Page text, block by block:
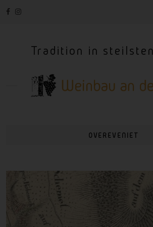
Tradition in
OVEREVENIET